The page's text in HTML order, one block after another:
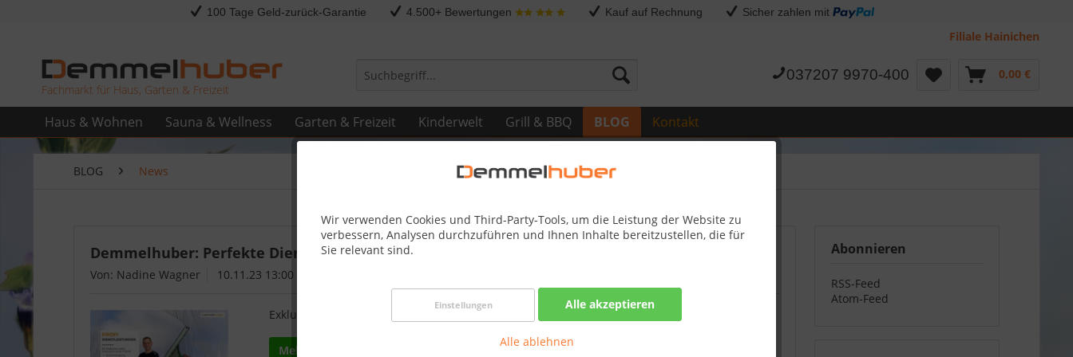
100 Tage Geld-zurück-Garantie 4.500+ Bewertungen Kauf auf Rechnung Sicher zahlen mit
Filiale Hainichen
Fachmarkt für Haus, Garten & Freizeit
037207 9970-400 0,00 €
Haus & Wohnen Sauna & Wellness Garten & Freizeit Kinderwelt Grill & BBQ BLOG Kontakt
Wir verwenden Cookies und Third-Party-Tools, um die Leistung der Website zu
verbessern, Analysen durchzuführen und Ihnen Inhalte bereitzustellen, die für
Sie relevant sind.
Einstellungen Alle akzeptieren
Alle ablehnen
BLOG News
Abonnieren
RSS-Feed
Atom-Feed
Demmelhuber: Perfekte Dienstleistungen für exklusive Produkte
Von: Nadine Wagner 10.11.23 13:00
Exklusiver Service für anspruchsvolle Produkte
Mehr lesen